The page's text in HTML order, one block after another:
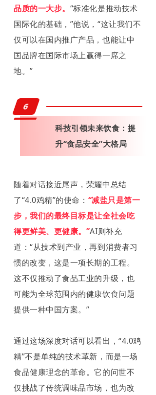
品质的一大步。 “标准化是推动技术
国际化的基础，”他说，“这让我们不
仅可以在国内推广产品，也能让中
国品牌在国际市场上赢得一席之
地。”
6
科技引领未来饮食：提
升“食品安全”大格局
随着对话接近尾声，荣耀中总结
了“4.0鸡精”的使命： “减盐只是第一
步，我们的最终目标是让全社会吃
得更鲜美、更健康。”AI则补充
道：“从技术到产业，再到消费者习
惯的改变，这是一项长期的工程。
这不仅推动了食品工业的升级，也
可能为全球范围内的健康饮食问题
提供一种中国方案。”
通过这场深度对话可以看出，“4.0鸡
精”不是单纯的技术革新，而是一场
食品健康理念的革命。它的问世不
仅挑战了传统调味品市场，也为改